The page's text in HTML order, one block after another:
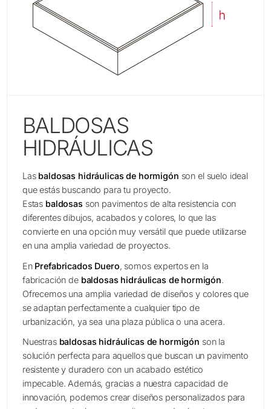
BALDOSAS
HIDRÁULICAS
Las baldosas hidráulicas de hormigón son el suelo ideal
que estás buscando para tu proyecto.
Estas baldosas son pavimentos de alta resistencia con
diferentes dibujos, acabados y colores, lo que las
convierte en una opción muy versátil que puede utilizarse
en una amplia variedad de proyectos.
En Prefabricados Duero, somos expertos en la
fabricación de baldosas hidráulicas de hormigón.
Ofrecemos una amplia variedad de diseños y colores que
se adaptan perfectamente a cualquier tipo de
urbanización, ya sea una plaza pública o una acera.
Nuestrasbaldosas hidráulicas de hormigón son la
solución perfecta para aquellos que buscan un pavimento
resistente y duradero con un acabado estético
impecable. Además, gracias a nuestra capacidad de
innovación, podemos crear diseños personalizados para